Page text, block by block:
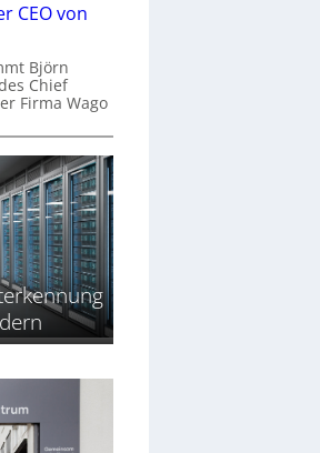
CEO von
Björn
Chief
Firma Wago